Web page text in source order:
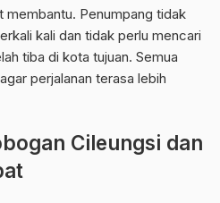
membantu. Penumpang tidak
kali dan tidak perlu mencari
tiba di kota tujuan. Semua
perjalanan terasa lebih
Cileungsi dan